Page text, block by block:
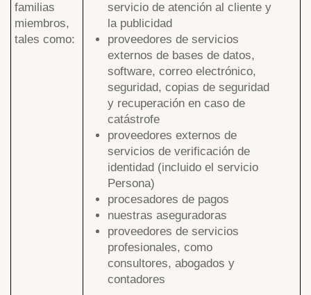
familias
miembros,
tales como:
servicio de atención al cliente y
la publicidad
proveedores de servicios
externos de bases de datos,
software, correo electrónico,
seguridad, copias de seguridad
y recuperación en caso de
catástrofe
proveedores externos de
servicios de verificación de
identidad (incluido el servicio
Persona)
procesadores de pagos
nuestras aseguradoras
proveedores de servicios
profesionales, como
consultores, abogados y
contadores